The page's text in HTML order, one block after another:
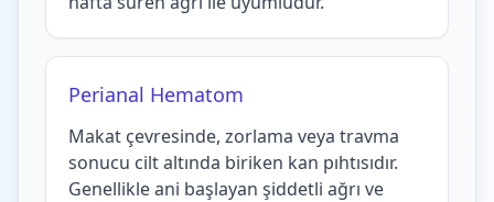
Perianal Hematom
Makat çevresinde, zorlama veya travma
sonucu cilt altında biriken kan pıhtısıdır.
Genellikle ani başlayan şiddetli ağrı ve